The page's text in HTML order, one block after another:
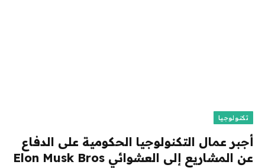
تكنولوجيا
أجبر عمال التكنولوجيا الحكومية على الدفاع
عن المشاريع إلى العشوائي Elon Musk Bros